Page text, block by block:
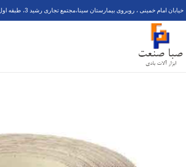
خیابان امام خمینی ، روبروی بیمارستان سینا،مجتمع تجاری رشید 3، طبقه اول ، پلاک 6